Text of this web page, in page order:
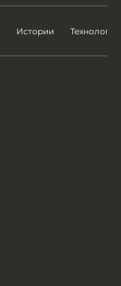
Истории Технологии